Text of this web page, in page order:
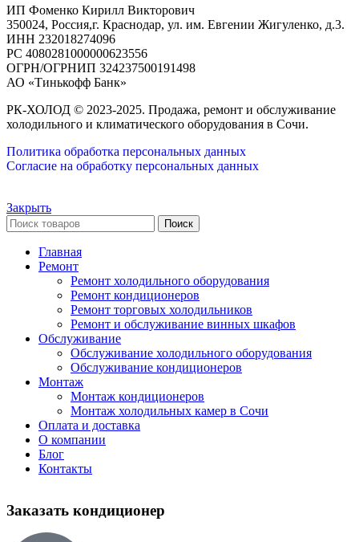
ИП Фоменко Кирилл Викторович
350024, Россия,г. Краснодар, ул. им. Евгении Жигуленко, д.3.
ИНН 232018274096
РС 4080281000000623556
ОГРН/ОГРНИП 324237500191498
АО «Тинькофф Банк»
РК-ХОЛОД © 2023-2025. Продажа, ремонт и обслуживание
холодильного и климатического оборудования в Сочи.
Политика обработка персональных данных
Согласие на обработку персональных данных
Закрыть
Поиск
Главная
Ремонт
Ремонт холодильного оборудования
Ремонт кондиционеров
Ремонт торговых холодильников
Ремонт и обслуживание винных шкафов
Обслуживание
Обслуживание холодильного оборудования
Обслуживание кондиционеров
Монтаж
Монтаж кондиционеров
Монтаж холодильных камер в Сочи
Оплата и доставка
О компании
Блог
Контакты
Заказать кондиционер